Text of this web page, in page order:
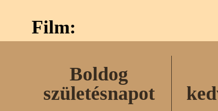
Film:
Boldog
születésnapot